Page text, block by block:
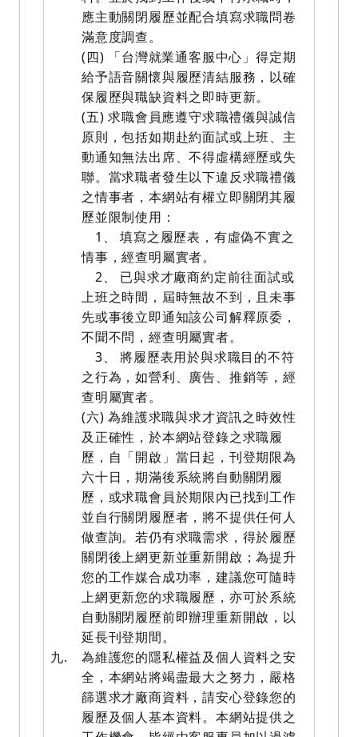
應主動關閉履歷並配合填寫求職問卷
滿意度調查。
(四) 「台灣就業通客服中心」得定期
給予語音關懷與履歷清結服務，以確
保履歷與職缺資料之即時更新。
(五) 求職會員應遵守求職禮儀與誠信
原則，包括如期赴約面試或上班、主
動通知無法出席、不得虛構經歷或失
聯。當求職者發生以下違反求職禮儀
之情事者，本網站有權立即關閉其履
歷並限制使用：
1、 填寫之履歷表，有虛偽不實之
情事，經查明屬實者。
2、 已與求才廠商約定前往面試或
上班之時間，屆時無故不到，且未事
先或事後立即通知該公司解釋原委，
不聞不問，經查明屬實者。
3、 將履歷表用於與求職目的不符
之行為，如營利、廣告、推銷等，經
查明屬實者。
(六) 為維護求職與求才資訊之時效性
及正確性，於本網站登錄之求職履
歷，自「開啟」當日起，刊登期限為
六十日，期滿後系統將自動關閉履
歷，或求職會員於期限內已找到工作
並自行關閉履歷者，將不提供任何人
做查詢。若仍有求職需求，得於履歷
關閉後上網更新並重新開啟；為提升
您的工作媒合成功率，建議您可隨時
上網更新您的求職履歷，亦可於系統
自動關閉履歷前即辦理重新開啟，以
延長刊登期間。
九.
為維護您的隱私權益及個人資料之安
全，本網站將竭盡最大之努力，嚴格
篩選求才廠商資料，請安心登錄您的
履歷及個人基本資料。本網站提供之